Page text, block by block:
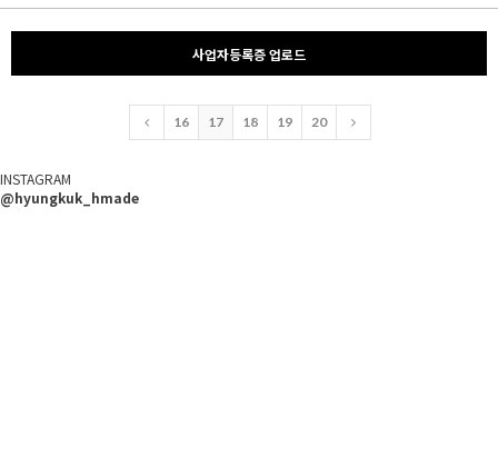
사업자등록증 업로드
16 17 18 19 20
INSTAGRAM
@hyungkuk_hmade